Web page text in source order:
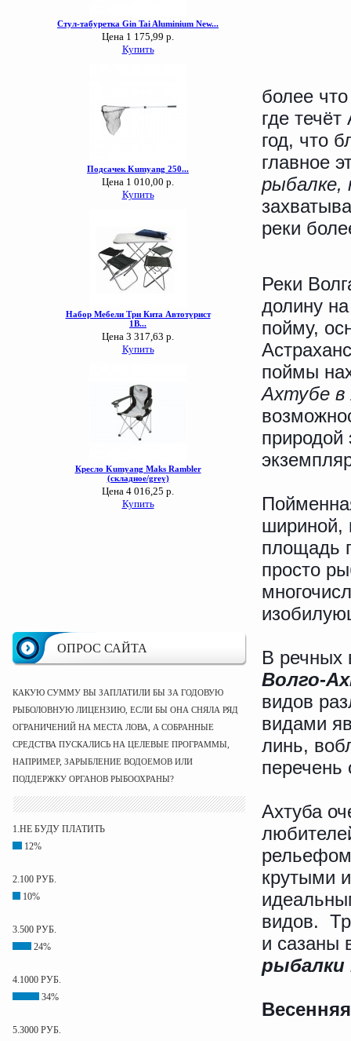
ОПРОС САЙТА
КАКУЮ СУММУ ВЫ ЗАПЛАТИЛИ БЫ ЗА ГОДОВУЮ
РЫБОЛОВНУЮ ЛИЦЕНЗИЮ, ЕСЛИ БЫ ОНА СНЯЛА РЯД
ОГРАНИЧЕНИЙ НА МЕСТА ЛОВА, А СОБРАННЫЕ
СРЕДСТВА ПУСКАЛИСЬ НА ЦЕЛЕВЫЕ ПРОГРАММЫ,
НАПРИМЕР, ЗАРЫБЛЕНИЕ ВОДОЕМОВ ИЛИ
ПОДДЕРЖКУ ОРГАНОВ РЫБООХРАНЫ?
1.НЕ БУДУ ПЛАТИТЬ
12%
2.100 РУБ.
10%
3.500 РУБ.
24%
4.1000 РУБ.
34%
5.3000 РУБ.
более
где
год, что
главное
рыбалке,
реки
Реки
долину
пойму,
поймы
Ахтубе в
природой
шириной,
площадь
просто
В речных
Волго-
видов
видами
линь,
перечень
Ахтуба
крутыми
видов.
и сазаны
рыбалки